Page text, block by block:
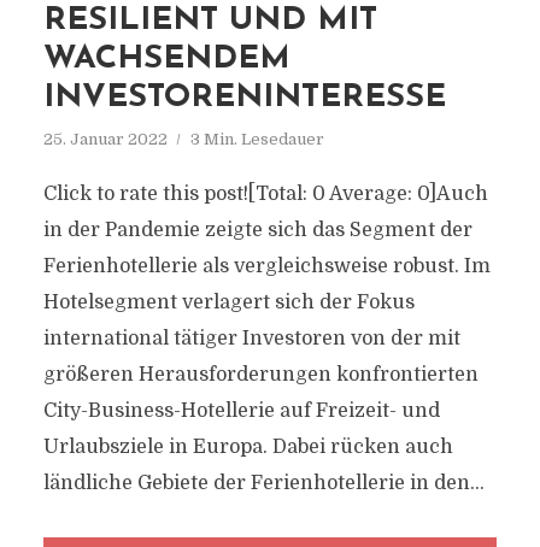
RESILIENT UND MIT
WACHSENDEM
INVESTORENINTERESSE
25. Januar 2022 3 Min. Lesedauer
Click to rate this post![Total: 0 Average: 0]Auch
in der Pandemie zeigte sich das Segment der
Ferienhotellerie als vergleichsweise robust. Im
Hotelsegment verlagert sich der Fokus
international tätiger Investoren von der mit
größeren Herausforderungen konfrontierten
City-Business-Hotellerie auf Freizeit- und
Urlaubsziele in Europa. Dabei rücken auch
ländliche Gebiete der Ferienhotellerie in den...